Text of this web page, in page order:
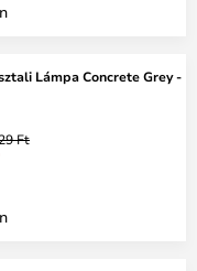
Lámpa Concrete Grey -
Ft